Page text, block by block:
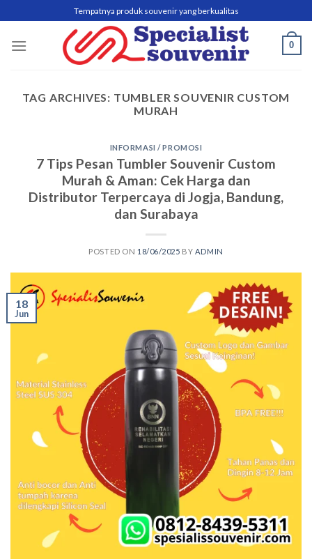
to
content
Tempatnya produk souvenir yang berkualitas
0
TAG ARCHIVES: TUMBLER SOUVENIR CUSTOM
MURAH
INFORMASI / PROMOSI
7 Tips Pesan Tumbler Souvenir Custom
Murah & Aman: Cek Harga dan
Distributor Terpercaya di Jogja, Bandung,
dan Surabaya
POSTED ON 18/06/2025 BY ADMIN
18
Jun